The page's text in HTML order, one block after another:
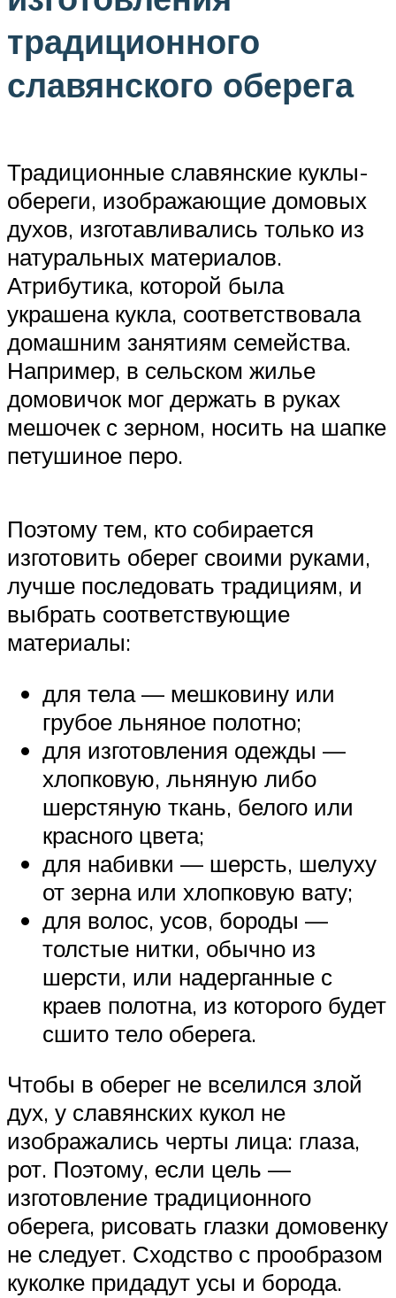
традиционного
славянского оберега
Традиционные славянские куклы-
обереги, изображающие домовых
духов, изготавливались только из
натуральных материалов.
Атрибутика, которой была
украшена кукла, соответствовала
домашним занятиям семейства.
Например, в сельском жилье
домовичок мог держать в руках
мешочек с зерном, носить на шапке
петушиное перо.
Поэтому тем, кто собирается
изготовить оберег своими руками,
лучше последовать традициям, и
выбрать соответствующие
материалы:
для тела — мешковину или
грубое льняное полотно;
для изготовления одежды —
хлопковую, льняную либо
шерстяную ткань, белого или
красного цвета;
для набивки — шерсть, шелуху
от зерна или хлопковую вату;
для волос, усов, бороды —
толстые нитки, обычно из
шерсти, или надерганные с
краев полотна, из которого будет
сшито тело оберега.
Чтобы в оберег не вселился злой
дух, у славянских кукол не
изображались черты лица: глаза,
рот. Поэтому, если цель —
изготовление традиционного
оберега, рисовать глазки домовенку
не следует. Сходство с прообразом
куколке придадут усы и борода.